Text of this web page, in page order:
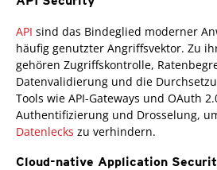
API sind das Bindeglied moderner
häufig genutzter Angriffsvektor. Zu
gehören Zugriffskontrolle,
Datenvalidierung und die
Tools wie API-Gateways und OAuth
Authentifizierung und Drosselung,
Datenlecks zu verhindern.
Cloud-native Application